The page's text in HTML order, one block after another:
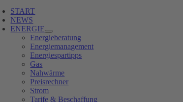
START
NEWS
ENERGIE
Energieberatung
Energiemanagement
Energiespartipps
Gas
Nahwärme
Preisrechner
Strom
Tarife & Beschaffung